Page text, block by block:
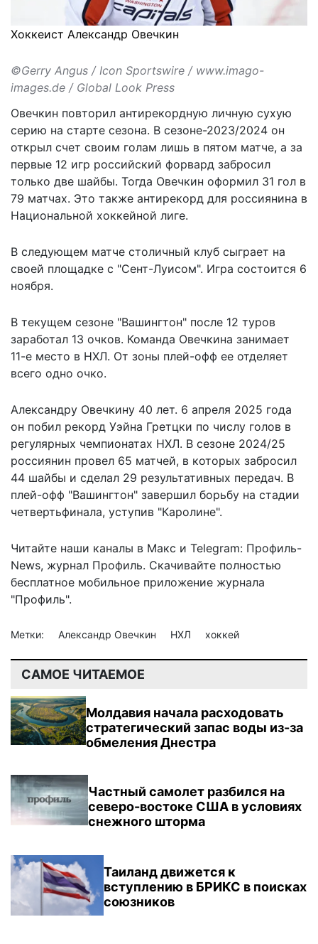
Хоккеист Александр Овечкин
©Gerry Angus / Icon Sportswire / www.imago-
images.de / Global Look Press
Овечкин повторил антирекордную личную сухую
серию на старте сезона. В сезоне-2023/2024 он
открыл счет своим голам лишь в пятом матче, а за
первые 12 игр российский форвард забросил
только две шайбы. Тогда Овечкин оформил 31 гол в
79 матчах. Это также антирекорд для россиянина в
Национальной хоккейной лиге.
В следующем матче столичный клуб сыграет на
своей площадке с "Сент-Луисом". Игра состоится 6
ноября.
В текущем сезоне "Вашингтон" после 12 туров
заработал 13 очков. Команда Овечкина занимает
11-е место в НХЛ. От зоны плей-офф ее отделяет
всего одно очко.
Александру Овечкину 40 лет. 6 апреля 2025 года
он побил рекорд Уэйна Гретцки по числу голов в
регулярных чемпионатах НХЛ. В сезоне 2024/25
россиянин провел 65 матчей, в которых забросил
44 шайбы и сделал 29 результативных передач. В
плей-офф "Вашингтон" завершил борьбу на стадии
четвертьфинала, уступив "Каролине".
Читайте наши каналы в Макс и Telegram: Профиль-
News, журнал Профиль. Скачивайте полностью
бесплатное мобильное приложение журнала
"Профиль".
Метки: Александр Овечкин НХЛ хоккей
САМОЕ ЧИТАЕМОЕ
Молдавия начала расходовать
стратегический запас воды из-за
обмеления Днестра
Частный самолет разбился на
северо-востоке США в условиях
снежного шторма
Таиланд движется к
вступлению в БРИКС в поисках
союзников